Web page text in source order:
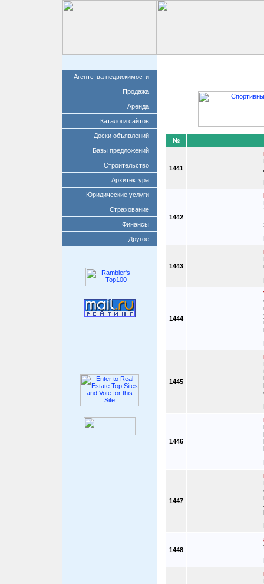
Агентства недвижимости
Продажа
Аренда
Каталоги сайтов
Доски объявлений
Базы предложений
Строительство
Архитектура
Юридические услуги
Страхование
Финансы
Другое
№
1441
1442
1443
1444
1445
1446
1447
1448